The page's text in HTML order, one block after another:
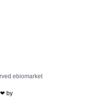
ebiomarket
❤ by